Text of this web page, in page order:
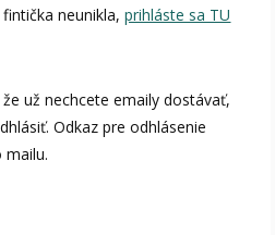
neunikla,prihláste sa TU
už nechcete emaily dostávať,
Odkaz pre odhlásenie
mailu.